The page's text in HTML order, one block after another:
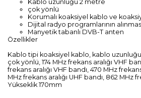
Kablo uzunluğu 2 metre
çok yönlü
Korumalı koaksiyel kablo ve
Dijital radyo programlarının
Manyetik tabanlı DVB-T anten
Özellikler
Kablo tipi koaksiyel kablo, kablo
çok yönlü, 174 MHz frekans aralığı VHF
frekans aralığı VHF bandı, 470 MHz
MHz frekans aralığı UHF bandı, 862 MHz
Yükseklik 170mm